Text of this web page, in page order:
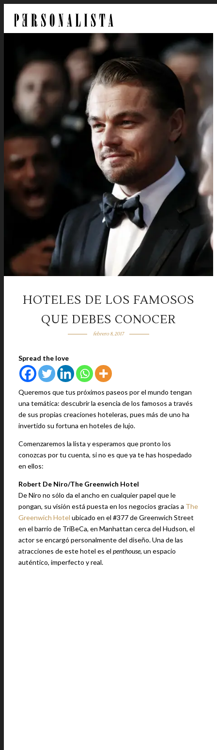
HOTELES DE LOS FAMOSOS
QUE DEBES CONOCER
febrero 8, 2017
Spread the love
Queremos que tus próximos paseos por el mundo tengan
una temática: descubrir la esencia de los famosos a través
de sus propias creaciones hoteleras, pues más de uno ha
invertido su fortuna en hoteles de lujo.
Comenzaremos la lista y esperamos que pronto los
conozcas por tu cuenta, si no es que ya te has hospedado
en ellos:
Robert De Niro/The Greenwich Hotel
De Niro no sólo da el ancho en cualquier papel que le
pongan, su visión está puesta en los negocios gracias a The
Greenwich Hotel ubicado en el #377 de Greenwich Street
en el barrio de TriBeCa, en Manhattan cerca del Hudson, el
actor se encargó personalmente del diseño. Una de las
atracciones de este hotel es el penthouse, un espacio
auténtico, imperfecto y real.